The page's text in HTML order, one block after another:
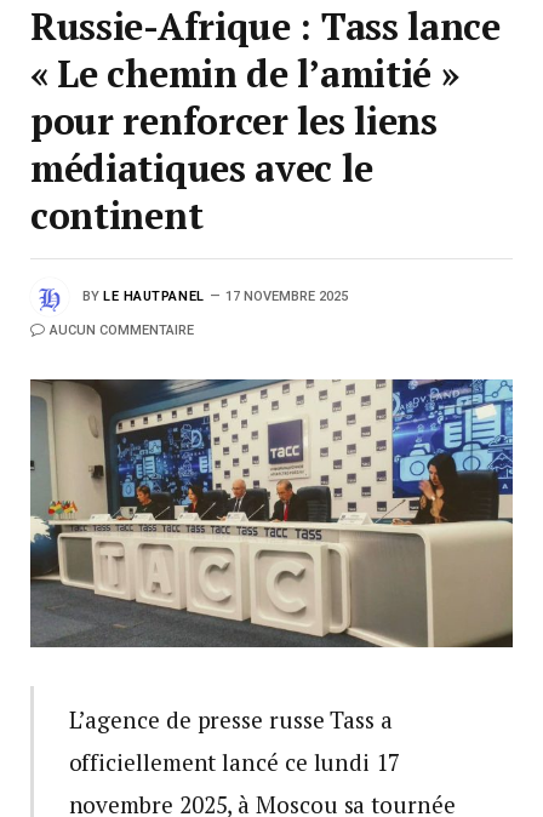
Russie-Afrique : Tass lance
« Le chemin de l’amitié »
pour renforcer les liens
médiatiques avec le
continent
BY LE HAUTPANEL 17 NOVEMBRE 2025
AUCUN COMMENTAIRE
L’agence de presse russe Tass a
officiellement lancé ce lundi 17
novembre 2025, à Moscou sa tournée